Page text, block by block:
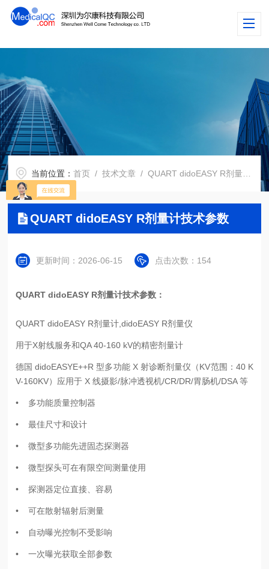
当前位置：首页 /技术文章 / QUART didoEASY R剂量计技术参数
QUART didoEASY R剂量计技术参数
更新时间：2026-06-15 点击次数：154
QUART didoEASY R剂量计技术参数：
QUART didoEASY R剂量计,didoEASY R剂量仪
用于X射线服务和QA 40-160 kV的精密剂量计
德国 didoEASYE++R 型多功能 X 射诊断剂量仪（KV范围：40 K
V-160KV）应用于 X 线摄影/脉冲透视机/CR/DR/胃肠机/DSA 等
• 多功能质量控制器
• 最佳尺寸和设计
• 微型多功能先进固态探测器
• 微型探头可在有限空间测量使用
• 探测器定位直接、容易
• 可在散射辐射后测量
• 自动曝光控制不受影响
• 一次曝光获取全部参数